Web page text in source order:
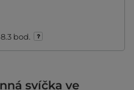
bod.
svíčka ve